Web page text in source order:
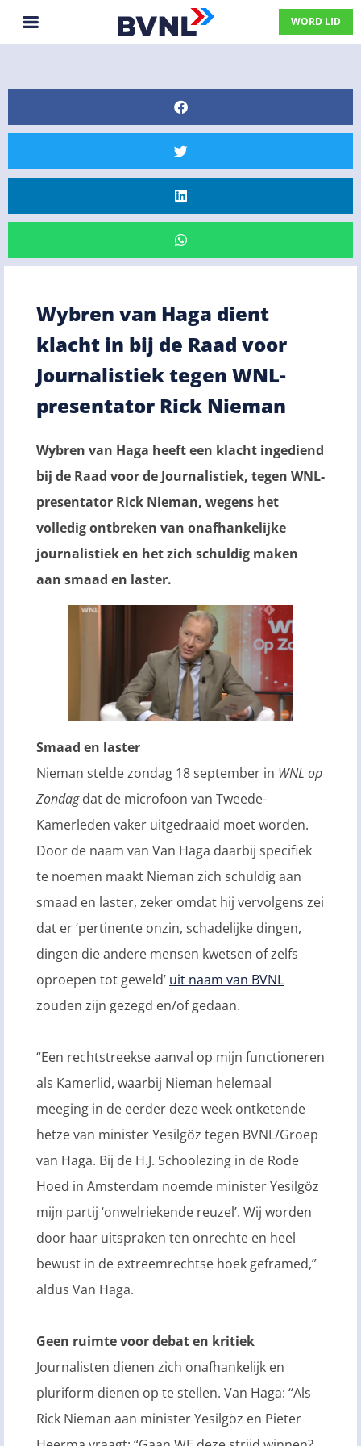
WORD LID
Wybren van Haga dient
klacht in bij de Raad voor
Journalistiek tegen WNL-
presentator Rick Nieman
Wybren van Haga heeft een klacht ingediend
bij de Raad voor de Journalistiek, tegen WNL-
presentator Rick Nieman, wegens het
volledig ontbreken van onafhankelijke
journalistiek en het zich schuldig maken
aan smaad en laster.
Smaad en laster
Nieman stelde zondag 18 september in WNL op
Zondagdat de microfoon van Tweede-
Kamerleden vaker uitgedraaid moet worden.
Door de naam van Van Haga daarbij specifiek
te noemen maakt Nieman zich schuldig aan
smaad en laster, zeker omdat hij vervolgens zei
dat er ‘pertinente onzin, schadelijke dingen,
dingen die andere mensen kwetsen of zelfs
oproepen tot geweld’ uit naam van BVNL
zouden zijn gezegd en/of gedaan.
“Een rechtstreekse aanval op mijn functioneren
als Kamerlid, waarbij Nieman helemaal
meeging in de eerder deze week ontketende
hetze van minister Yesilgöz tegen BVNL/Groep
van Haga. Bij de H.J. Schoolezing in de Rode
Hoed in Amsterdam noemde minister Yesilgöz
mijn partij ‘onwelriekende reuzel’. Wij worden
door haar uitspraken ten onrechte en heel
bewust in de extreemrechtse hoek geframed,”
aldus Van Haga.
Geen ruimte voor debat en kritiek
Journalisten dienen zich onafhankelijk en
pluriform dienen op te stellen. Van Haga: “Als
Rick Nieman aan minister Yesilgöz en Pieter